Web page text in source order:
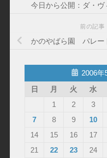
今日から公開：ダ・ヴ
前の記事
かのやばら園 パレー
2006年
日
月 火 水
1
2 3
7
8 9 10
14
15 16 17
21
22 23 24